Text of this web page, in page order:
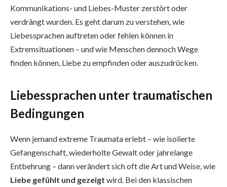
Kommunikations- und Liebes-Muster zerstört oder
verdrängt wurden. Es geht darum zu verstehen, wie
Liebessprachen auftreten oder fehlen können in
Extremsituationen – und wie Menschen dennoch Wege
finden können, Liebe zu empfinden oder auszudrücken.
Liebessprachen unter traumatischen
Bedingungen
Wenn jemand extreme Traumata erlebt – wie isolierte
Gefangenschaft, wiederholte Gewalt oder jahrelange
Entbehrung – dann verändert sich oft die Art und Weise, wie
Liebe gefühlt und gezeigt wird. Bei den klassischen